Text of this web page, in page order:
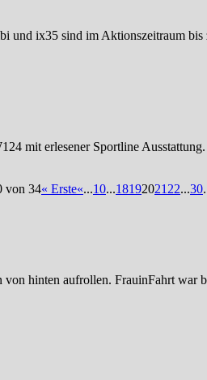
ix35 sind im Aktionszeitraum
mit erlesener Sportline
von 34« Erste«...10...18192021 22...30
hinten aufrollen. FrauinFahrt war